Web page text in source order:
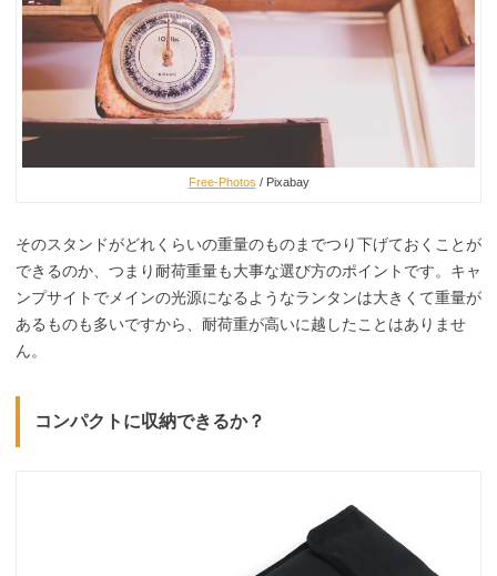
Free-Photos / Pixabay
そのスタンドがどれくらいの重量のものまでつり下げておくことが
できるのか、つまり耐荷重量も大事な選び方のポイントです。キャ
ンプサイトでメインの光源になるようなランタンは大きくて重量が
あるものも多いですから、耐荷重が高いに越したことはありませ
ん。
コンパクトに収納できるか？